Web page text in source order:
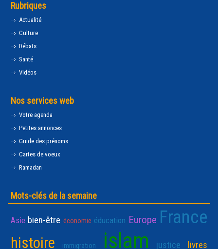
Rubriques
Actualité
Culture
Débats
Santé
Vidéos
Nos services web
Votre agenda
Petites annonces
Guide des prénoms
Cartes de voeux
Ramadan
Mots-clés de la semaine
Asie bien-être économie éducation Europe France
histoire immigration islam justice livres